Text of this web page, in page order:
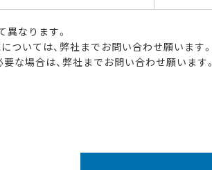
異なります。
ついては、弊社までお問い合わせ願います。
な場合は、弊社までお問い合わせ願います。